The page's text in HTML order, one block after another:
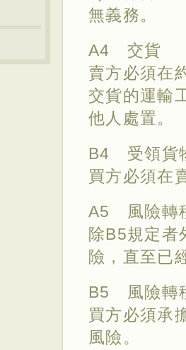
無義務。
A4 交貨
賣方必須在
交貨的運輸
他人處置。
B4 受領貨
買方必須在
A5 風險轉
除B5規定者
險，直至已
B5 風險轉
買方必須承
風險。